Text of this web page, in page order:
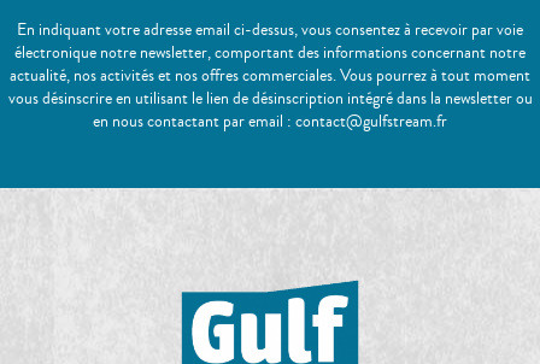
En indiquant votre adresse email ci-dessus, vous consentez à recevoir par voie
électronique notre newsletter, comportant des informations concernant notre
actualité, nos activités et nos offres commerciales. Vous pourrez à tout moment
vous désinscrire en utilisant le lien de désinscription intégré dans la newsletter ou
en nous contactant par email : contact@gulfstream.fr